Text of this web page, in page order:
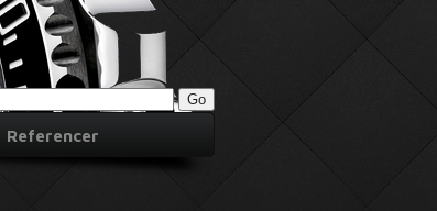
Referencer